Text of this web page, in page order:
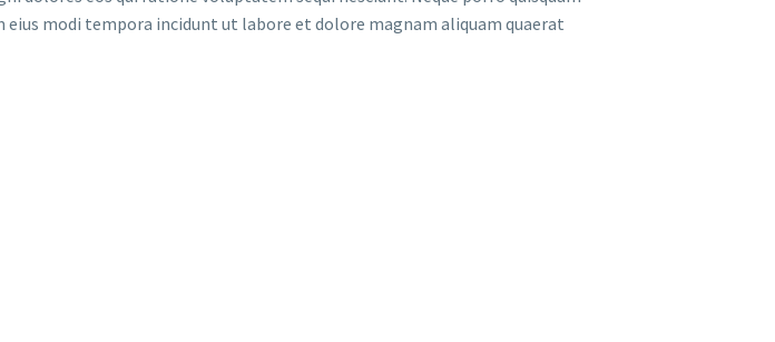
modi tempora incidunt ut labore et dolore magnam aliquam quaerat